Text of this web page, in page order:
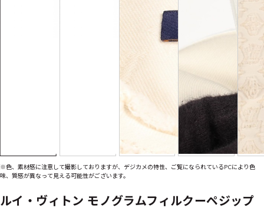
※色、素材感に注意して撮影しておりますが、デジカメの特性、ご覧になられているPCにより色
味、質感が異なって見える可能性がございます。
ルイ・ヴィトン モノグラムフィルクーペジップ